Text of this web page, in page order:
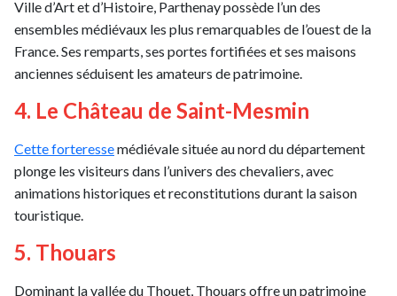
Ville d’Art et d’Histoire, Parthenay possède l’un des
ensembles médiévaux les plus remarquables de l’ouest de la
France. Ses remparts, ses portes fortifiées et ses maisons
anciennes séduisent les amateurs de patrimoine.
4. Le Château de Saint-Mesmin
Cette forteressemédiévale située au nord du département
plonge les visiteurs dans l’univers des chevaliers, avec
animations historiques et reconstitutions durant la saison
touristique.
5. Thouars
Dominant la vallée du Thouet, Thouars offre un patrimoine